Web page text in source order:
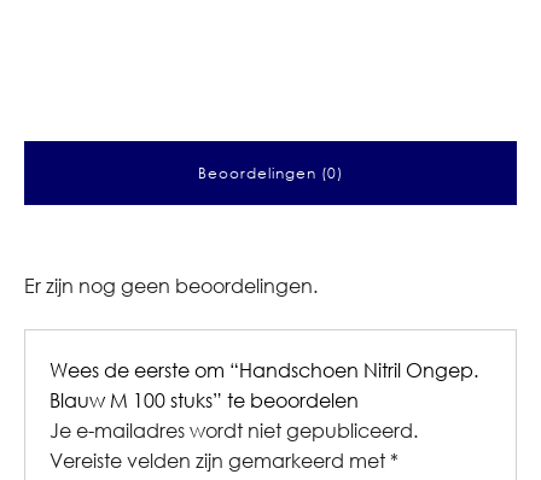
Beoordelingen (0)
Er zijn nog geen beoordelingen.
Wees de eerste om “Handschoen Nitril Ongep.
Blauw M 100 stuks” te beoordelen
Je e-mailadres wordt niet gepubliceerd.
Vereiste velden zijn gemarkeerd met *